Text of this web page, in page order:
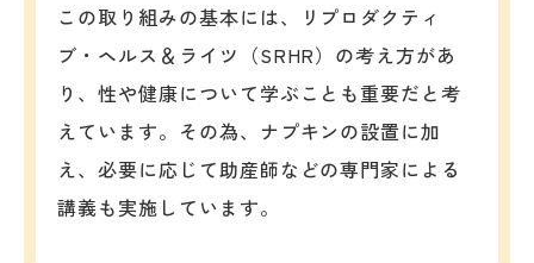
この取り組みの基本には、リプロダクティ
ブ・ヘルス＆ライツ（SRHR）の考え方があ
り、性や健康について学ぶことも重要だと考
えています。その為、ナプキンの設置に加
え、必要に応じて助産師などの専門家による
講義も実施しています。